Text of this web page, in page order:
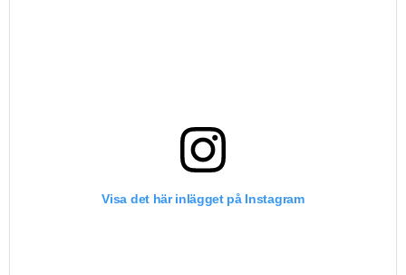
Visa det här inlägget på Instagram